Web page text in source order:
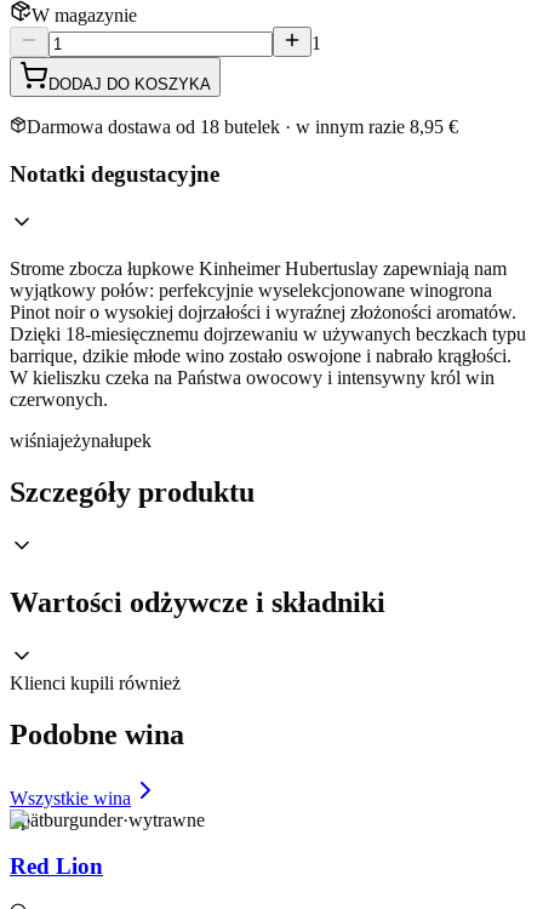
W magazynie
1
DODAJ DO KOSZYKA
Darmowa dostawa od 18 butelek · w innym razie 8,95 €
Notatki degustacyjne
Strome zbocza łupkowe Kinheimer Hubertuslay zapewniają nam
wyjątkowy połów: perfekcyjnie wyselekcjonowane winogrona
Pinot noir o wysokiej dojrzałości i wyraźnej złożoności aromatów.
Dzięki 18-miesięcznemu dojrzewaniu w używanych beczkach typu
barrique, dzikie młode wino zostało oswojone i nabrało krągłości.
W kieliszku czeka na Państwa owocowy i intensywny król win
czerwonych.
wiśniajeżynałupek
Szczegóły produktu
Wartości odżywcze i składniki
Klienci kupili również
Podobne wina
Wszystkie wina
Spätburgunder·wytrawne
Red Lion